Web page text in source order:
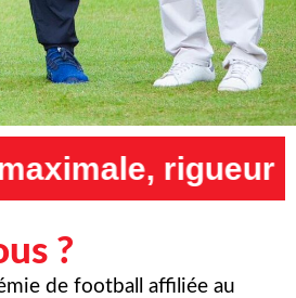
et
?
de football affiliée au